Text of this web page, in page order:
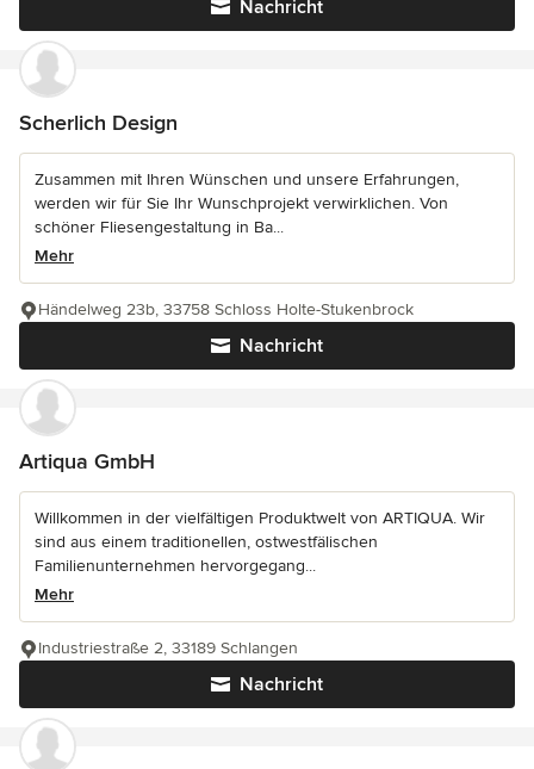
Nachricht
Scherlich Design
Zusammen mit Ihren Wünschen und unsere Erfahrungen,
werden wir für Sie Ihr Wunschprojekt verwirklichen. Von
schöner Fliesengestaltung in Ba...
Mehr
Nachricht
Händelweg 23b, 33758 Schloss Holte-Stukenbrock
Artiqua GmbH
Willkommen in der vielfältigen Produktwelt von ARTIQUA. Wir
sind aus einem traditionellen, ostwestfälischen
Familienunternehmen hervorgegang...
Mehr
Nachricht
Industriestraße 2, 33189 Schlangen